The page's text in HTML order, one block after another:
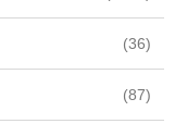
(36)
(87)